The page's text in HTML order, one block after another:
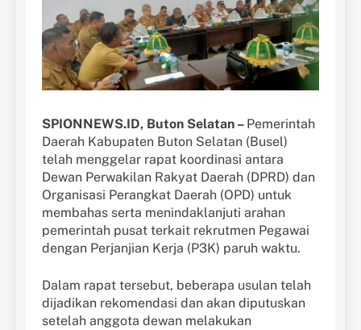
SPIONNEWS.ID, Buton Selatan – Pemerintah
Daerah Kabupaten Buton Selatan (Busel)
telah menggelar rapat koordinasi antara
Dewan Perwakilan Rakyat Daerah (DPRD) dan
Organisasi Perangkat Daerah (OPD) untuk
membahas serta menindaklanjuti arahan
pemerintah pusat terkait rekrutmen Pegawai
dengan Perjanjian Kerja (P3K) paruh waktu.
Dalam rapat tersebut, beberapa usulan telah
dijadikan rekomendasi dan akan diputuskan
setelah anggota dewan melakukan